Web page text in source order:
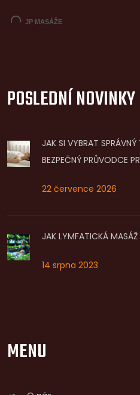
POSLEDNÍ NOVINKY
JAK SI VYBRAT
BEZPEČNÝ PRŮVODCE
22 července 2026
JAK LYMFATICKÁ
14 srpna 2023
MENU